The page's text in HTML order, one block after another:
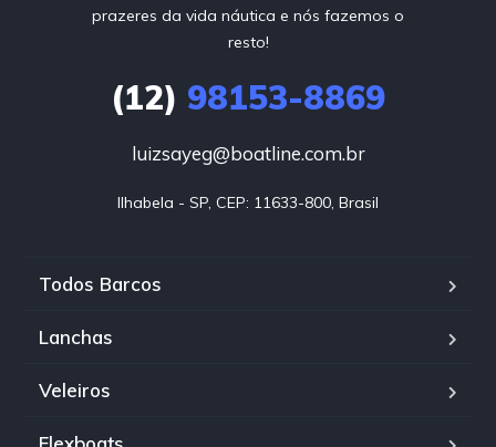
prazeres da vida náutica e nós fazemos o
resto!
(12) 98153-8869
luizsayeg@boatline.com.br
Ilhabela - SP, CEP: 11633-800, Brasil
Todos Barcos
Lanchas
Veleiros